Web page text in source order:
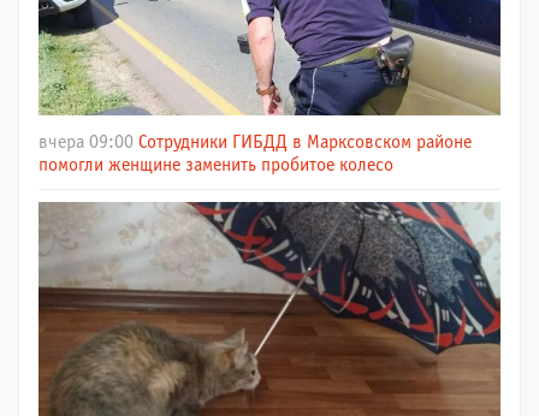
вчера 09:00 Сотрудники ГИБДД в Марксовском районе
помогли женщине заменить пробитое колесо